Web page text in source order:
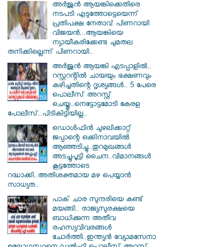
അർജുൻ ആയങ്കിക്കെതിരെ
നടപടി എടുത്തോട്ടെയെന്ന്
പ്രതിപക്ഷ നേതാവ് പിണറായി
വിജയൻ...ആയങ്കിയെ
ന്യായീകരിക്കേണ്ട ചുമതല
തനിക്കില്ലെന്ന് പിണറായി..
അർജുൻ ആയങ്കി എടപ്പാളിൽ..
റസ്റ്ററന്റിൽ ചായയും ഭക്ഷണവും
കഴിച്ചതിന്റെ ദൃശ്യങ്ങൾ.. 5 പേരെ
പൊലീസ് അറസ്റ്റ്
ചെയ്തു..നെട്ടോട്ടമോടി കേരള
പോലീസ്..പിടികിട്ടിയില്ല..
ഡൊൾഫിൻ ചുഴലിക്കാറ്റ്
ജപ്പാന്റെ ഒക്കിനാവയിൽ
ആഞ്ഞടിച്ചു..തുറമുഖങ്ങൾ
അടച്ചുപൂട്ടി ചൈന..വിമാനങ്ങൾ
കൂട്ടത്തോടെ
റദ്ധാക്കി..അതിശക്തമായ മഴ പെയ്യാൻ
സാധ്യത..
പാക് ചാര സുന്ദരിയെ കണ്ട്
മയങ്ങി.. രാജ്യസുരക്ഷയെ
ബാധിക്കുന്ന അതീവ
രഹസ്യവിവരങ്ങൾ
ചോർത്തി..ഇന്ത്യൻ വ്യോമസേനാ